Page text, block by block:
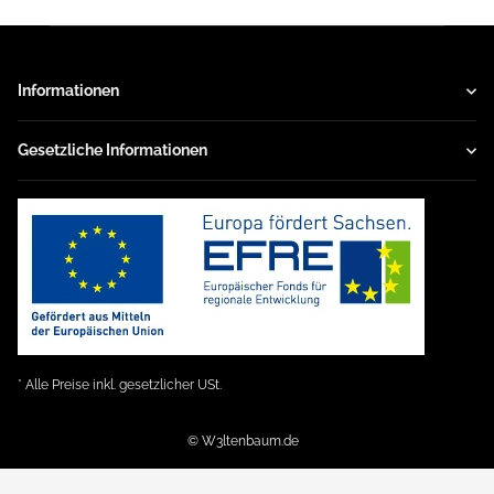
Informationen
Gesetzliche Informationen
* Alle Preise inkl. gesetzlicher USt.
© W3ltenbaum.de